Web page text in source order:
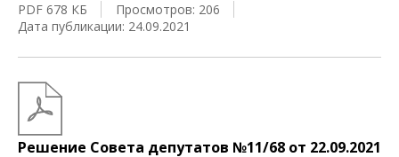
PDF 678 КБ
Просмотров: 206
Дата публикации: 24.09.2021
Решение Совета депутатов №11/68 от 22.09.2021